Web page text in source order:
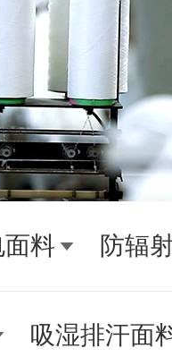
面料 防辐
吸湿排汗面